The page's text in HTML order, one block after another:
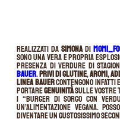
Realizzati da Simonadi
sono una vera e propria
presenza di verdure di
Bauer.Privi di glutine,aromi,
linea Bauercontengono infatti
portaregenuinitàsulle vostre
I “Burger di sorgo con
un’alimentazione vegana.
diventare un gustosissimo